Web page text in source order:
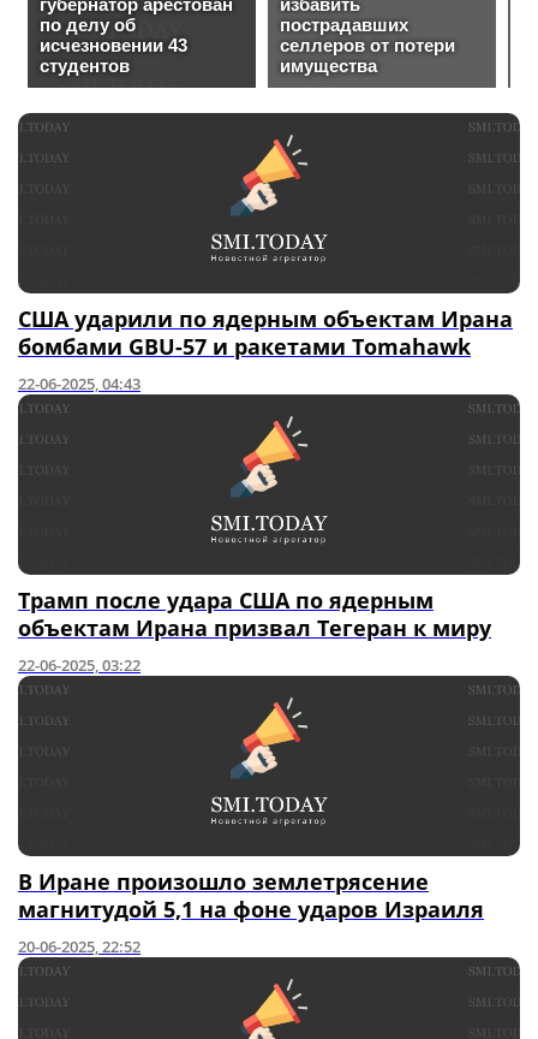
США ударили по ядерным объектам Ирана
бомбами GBU-57 и ракетами Tomahawk
22-06-2025, 04:43
Трамп после удара США по ядерным
объектам Ирана призвал Тегеран к миру
22-06-2025, 03:22
В Иране произошло землетрясение
магнитудой 5,1 на фоне ударов Израиля
20-06-2025, 22:52